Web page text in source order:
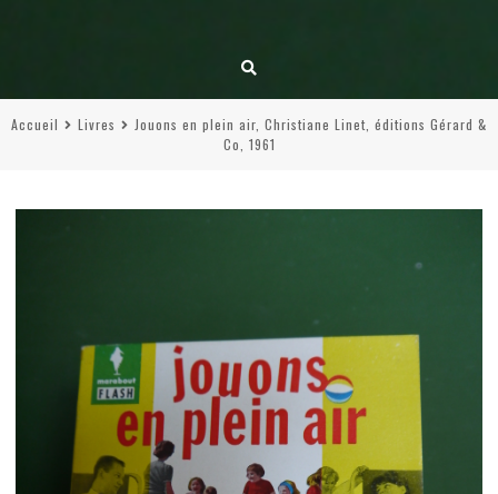
Accueil Livres
Jouons en plein air, Christiane Linet, éditions Gérard &
Co, 1961